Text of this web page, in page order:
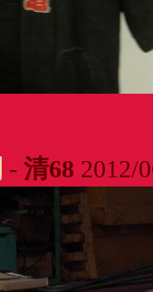
- 清68 2012/